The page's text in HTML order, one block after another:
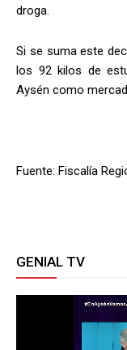
droga.
Si se suma este
los 92 kilos de
Aysén como
Fuente: Fiscalía
GENIAL TV